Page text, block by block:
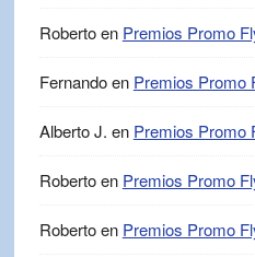
Robertoen Premios Promo
Fernandoen Premios Promo
Alberto J. en Premios Promo
Robertoen Premios Promo
Robertoen Premios Promo